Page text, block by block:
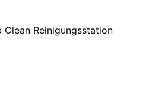
Clean Reinigungsstation